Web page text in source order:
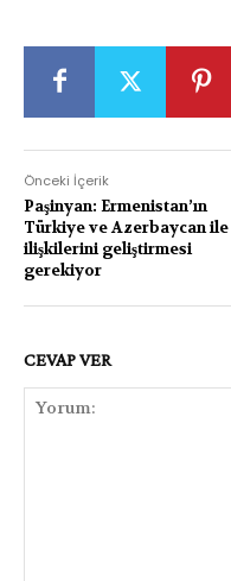
Önceki İçerik
Paşinyan: Ermenistan’ın
Türkiye ve Azerbaycan ile
ilişkilerini geliştirmesi
gerekiyor
CEVAP VER